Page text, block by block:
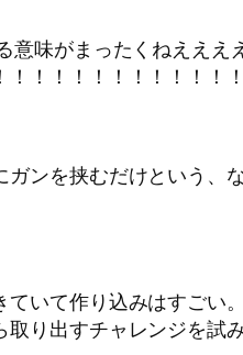
意味がまったくねええ
！！！！！！！！！！
ンを挟むだけという、
いて作り込みはすご
り出すチャレンジを試